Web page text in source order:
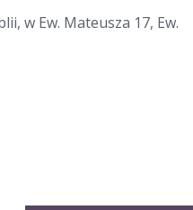
w Ew. Mateusza 17, Ew.